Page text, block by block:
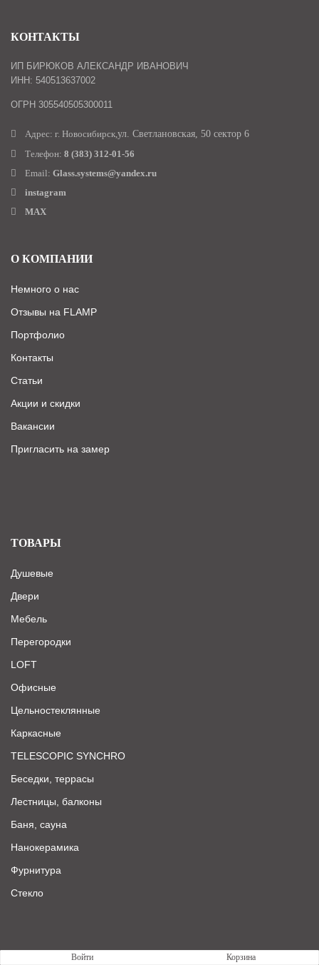
Войти Корзина
КОНТАКТЫ
ИП БИРЮКОВ АЛЕКСАНДР ИВАНОВИЧ
ИНН: 540513637002
ОГРН 305540505300011
Адрес: г. Новосибирск,ул. Светлановская, 50 сектор 6
Телефон: 8 (383) 312-01-56
Email: Glass.systems@yandex.ru
instagram
MAX
О КОМПАНИИ
Немного о нас
Отзывы на FLAMP
Портфолио
Контакты
Статьи
Акции и скидки
Вакансии
Пригласить на замер
ТОВАРЫ
Душевые
Двери
Мебель
Перегородки
LOFT
Офисные
Цельностеклянные
Каркасные
TELESCOPIC SYNCHRO
Беседки, террасы
Лестницы, балконы
Баня, сауна
Нанокерамика
Фурнитура
Стекло